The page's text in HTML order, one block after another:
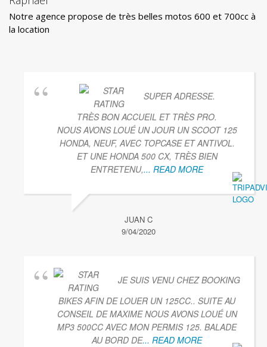
Notre agence propose de très belles motos 600 et 700cc à
la location
SUPER ADRESSE.
TRÈS BON ACCUEIL ET TRÈS PRO.
NOUS AVONS LOUÉ UN JOUR UN SCOOT 125
HONDA, NEUF, AVEC TOPCASE ET ANTIVOL.
ET UNE HONDA 500 CX, TRÈS BIEN
ENTRETENU,... READ MORE
JUAN C
9/04/2020
JE SUIS VENU CHEZ BOOKING
BIKES AFIN DE LOUER UN 125CC.. SUITE AU
CONSEIL DE MAXIME NOUS AVONS LOUÉ UN
MP3 500CC AVEC MON PERMIS 125. BALADE
AU BORD DE... READ MORE